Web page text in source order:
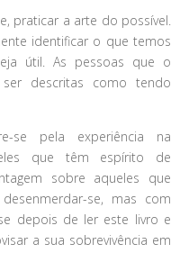
praticar a arte do possível.
identificar o que temos
útil. As pessoas que o
descritas como tendo
se pela experiência na
que têm espírito de
sobre aqueles que
se, mas com
depois de ler este livro e
a sua sobrevivência em